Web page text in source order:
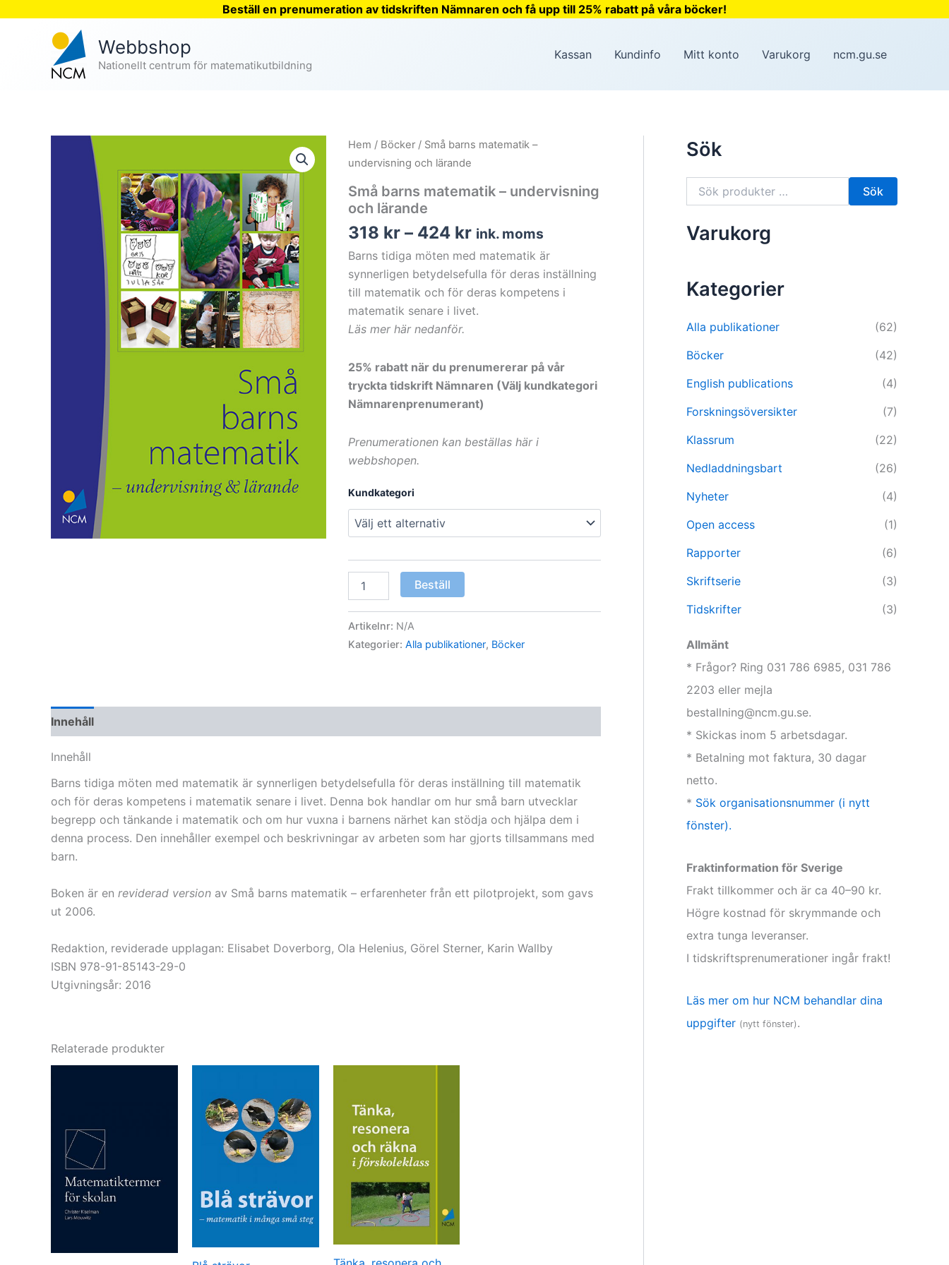
Beställ en prenumeration av tidskriften Nämnaren och få upp till 25% rabatt på våra böcker!
Webbshop
Nationellt centrum för matematikutbildning
Kassan Kundinfo Mitt konto Varukorg ncm.gu.se
Hem / Böcker/ Små barns matematik –
undervisning och lärande
Små barns matematik – undervisning
och lärande
318 kr – 424 krPrisintervall:
318 kr
till
424 kr
ink. moms
Barns tidiga möten med matematik är
synnerligen betydelsefulla för deras inställning
till matematik och för deras kompetens i
matematik senare i livet.
Läs mer här nedanför.
25% rabatt när du prenumererar på vår
tryckta tidskrift Nämnaren (Välj kundkategori
Nämnarenprenumerant)
Prenumerationen kan beställas här i
webbshopen.
Kundkategori
barns
-
undervisning
och
Beställ
Artikelnr: N/A
Kategorier: Alla publikationer, Böcker
Innehåll
Innehåll
Barns tidiga möten med matematik är synnerligen betydelsefulla för deras inställning till matematik
och för deras kompetens i matematik senare i livet. Denna bok handlar om hur små barn utvecklar
begrepp och tänkande i matematik och om hur vuxna i barnens närhet kan stödja och hjälpa dem i
denna process. Den innehåller exempel och beskrivningar av arbeten som har gjorts tillsammans med
barn.
Boken är en reviderad version av Små barns matematik – erfarenheter från ett pilotprojekt, som gavs
ut 2006.
Redaktion, reviderade upplagan: Elisabet Doverborg, Ola Helenius, Görel Sterner, Karin Wallby
ISBN 978-91-85143-29-0
Utgivningsår: 2016
Relaterade produkter
Sök
e
r
:
Sök
Varukorg
Kategorier
Alla publikationer
(62)
Böcker
(42)
English publications
(4)
Forskningsöversikter
(7)
Klassrum
(22)
Nedladdningsbart
(26)
Nyheter
(4)
Open access
(1)
Rapporter
(6)
Skriftserie
(3)
Tidskrifter
(3)
Allmänt
* Frågor? Ring 031 786 6985, 031 786
2203 eller mejla
bestallning@ncm.gu.se.
* Skickas inom 5 arbetsdagar.
* Betalning mot faktura, 30 dagar
netto.
* Sök organisationsnummer (i nytt
fönster).
Fraktinformation för Sverige
Frakt tillkommer och är ca 40–90 kr.
Högre kostnad för skrymmande och
extra tunga leveranser.
I tidskriftsprenumerationer ingår frakt!
Läs mer om hur NCM behandlar dina
uppgifter (nytt fönster).